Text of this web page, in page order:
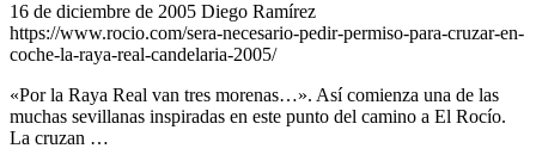
16 de diciembre de 2005 Diego Ramírez
https://www.rocio.com/sera-necesario-pedir-permiso-para-cruzar-en-
coche-la-raya-real-candelaria-2005/
«Por la Raya Real van tres morenas…». Así comienza una de las
muchas sevillanas inspiradas en este punto del camino a El Rocío.
La cruzan …